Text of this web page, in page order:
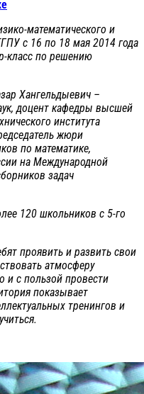
математического и
с 16 по 18 мая 2014 года
класс по решению
Хангельдыевич –
доцент кафедры высшей
института
жюри
по математике,
на Международной
задач
120 школьников с 5-го
проявить и развить свои
атмосферу
и с пользой провести
показывает
тренингов и